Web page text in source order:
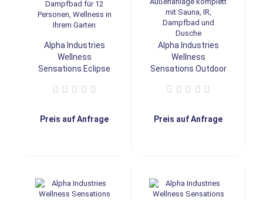
Alpha Industries
Wellness
Sensations Eclipse
Outdoor Profi-
Personen, Wellness
in Ihrem Garten
Preis auf Anfrage
Alpha Industries
Wellness
Sensations Outdoor
Außenanlage
IR, Dampfbad und
Preis auf Anfrage